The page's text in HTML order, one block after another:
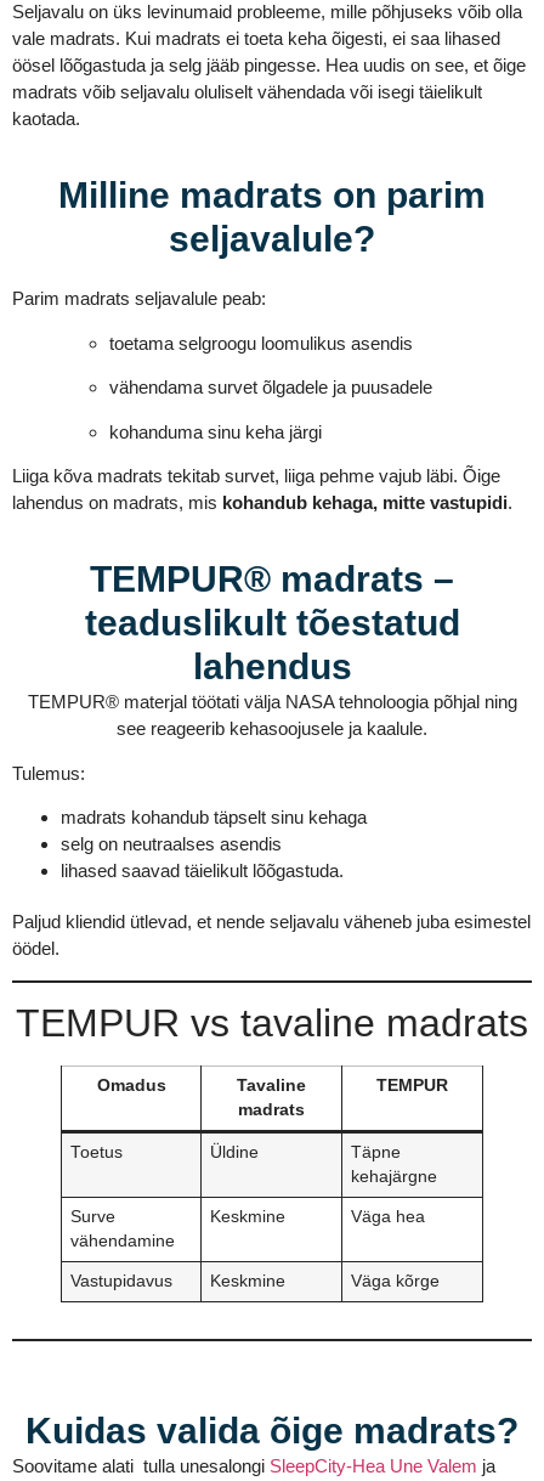
Seljavalu on üks levinumaid probleeme, mille põhjuseks võib olla
vale madrats. Kui madrats ei toeta keha õigesti, ei saa lihased
öösel lõõgastuda ja selg jääb pingesse. Hea uudis on see, et õige
madrats võib seljavalu oluliselt vähendada või isegi täielikult
kaotada.
Milline madrats on parim
seljavalule?
Parim madrats seljavalule peab:
toetama selgroogu loomulikus asendis
vähendama survet õlgadele ja puusadele
kohanduma sinu keha järgi
Liiga kõva madrats tekitab survet, liiga pehme vajub läbi. Õige
lahendus on madrats, mis kohandub kehaga, mitte vastupidi.
TEMPUR® madrats –
teaduslikult tõestatud
lahendus
TEMPUR® materjal töötati välja NASA tehnoloogia põhjal ning
see reageerib kehasoojusele ja kaalule.
Tulemus:
madrats kohandub täpselt sinu kehaga
selg on neutraalses asendis
lihased saavad täielikult lõõgastuda.
Paljud kliendid ütlevad, et nende seljavalu väheneb juba esimestel
öödel.
TEMPUR vs tavaline madrats
Omadus
Tavaline
madrats
TEMPUR
Toetus Üldine
Täpne
kehajärgne
Surve
vähendamine
Keskmine Väga hea
Vastupidavus Keskmine Väga kõrge
Kuidas valida õige madrats?
Soovitame alati tulla unesalongi SleepCity-Hea Une Valem ja